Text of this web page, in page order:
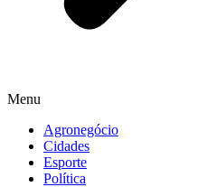
Menu
Agronegócio
Cidades
Esporte
Política